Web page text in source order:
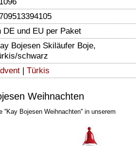
DE und EU per Paket
Bojesen Skiläufer Boje,
schwarz
| Türkis
Weihnachten
''Kay Bojesen Weihnachten'' in unserem